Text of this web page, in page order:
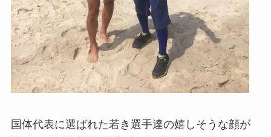
国体代表に選ばれた若き選手達の嬉しそうな顔が